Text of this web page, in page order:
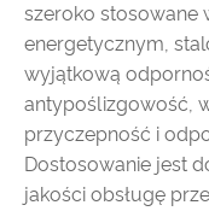
szeroko stosowane
energetycznym,
wyjątkową
antypoślizgowość,
przyczepność i
Dostosowanie jest
jakości obsługę